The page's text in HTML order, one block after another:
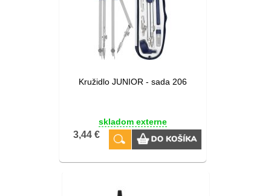
Kružidlo JUNIOR - sada 206
skladom externe
3,44 €